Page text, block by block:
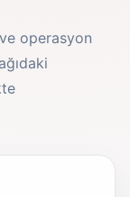
operasyon